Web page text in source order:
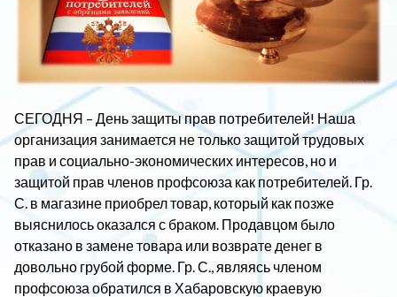
СЕГОДНЯ – День защиты прав потребителей! Наша
организация занимается не только защитой трудовых
прав и социально-экономических интересов, но и
защитой прав членов профсоюза как потребителей. Гр.
С. в магазине приобрел товар, который как позже
выяснилось оказался с браком. Продавцом было
отказано в замене товара или возврате денег в
довольно грубой форме. Гр. С., являясь членом
профсоюза обратился в Хабаровскую краевую